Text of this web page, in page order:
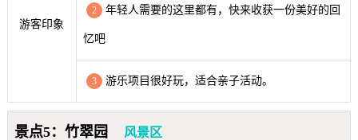
游客印象
2 年轻人需要的这里都有，快来收获一份美好的回
忆吧
3 游乐项目很好玩，适合亲子活动。
景点5：竹翠园 风景区